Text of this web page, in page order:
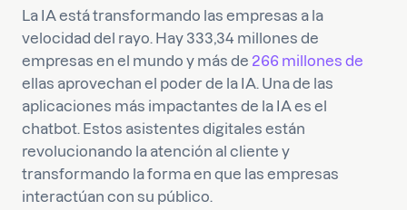
La IA está transformando las empresas a la
velocidad del rayo. Hay 333,34 millones de
empresas en el mundo y más de 266 millones de
ellas aprovechan el poder de la IA. Una de las
aplicaciones más impactantes de la IA es el
chatbot. Estos asistentes digitales están
revolucionando la atención al cliente y
transformando la forma en que las empresas
interactúan con su público.